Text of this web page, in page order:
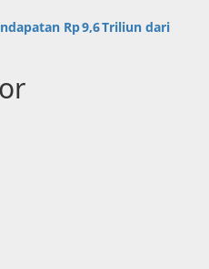
Rp 9,6 Triliun dari